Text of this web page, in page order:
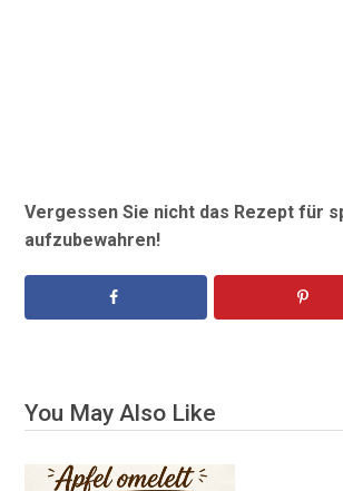
Vergessen Sie nicht das Rezept für
aufzubewahren!
You May Also Like